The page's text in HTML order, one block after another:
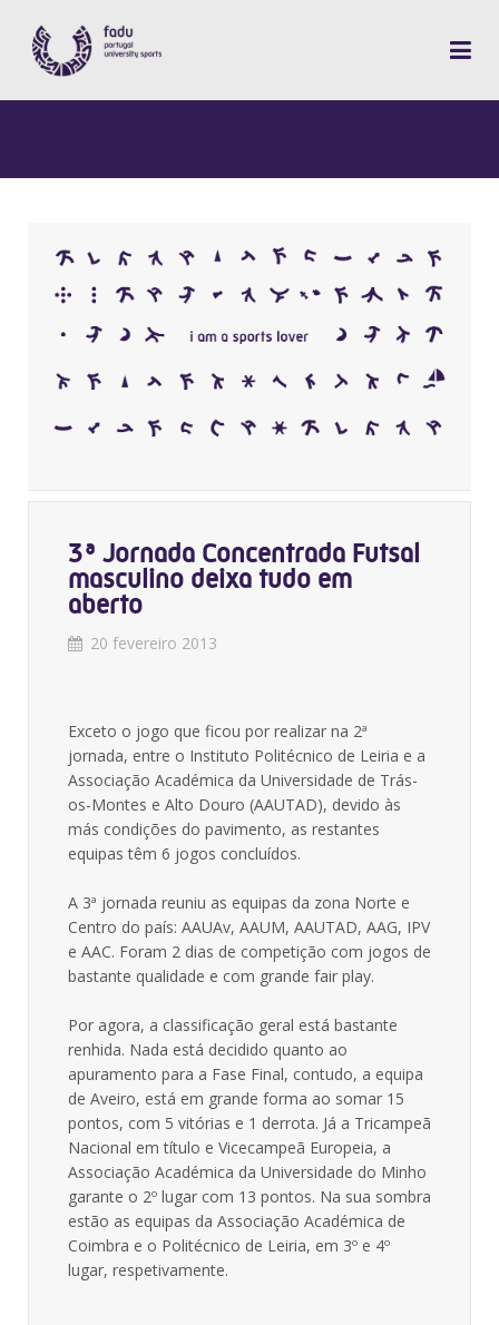
3ª Jornada Concentrada Futsal
masculino deixa tudo em
aberto
20 fevereiro 2013
Exceto o jogo que ficou por realizar na 2ª
jornada, entre o Instituto Politécnico de Leiria e a
Associação Académica da Universidade de Trás-
os-Montes e Alto Douro (AAUTAD), devido às
más condições do pavimento, as restantes
equipas têm 6 jogos concluídos.
A 3ª jornada reuniu as equipas da zona Norte e
Centro do país: AAUAv, AAUM, AAUTAD, AAG, IPV
e AAC. Foram 2 dias de competição com jogos de
bastante qualidade e com grande fair play.
Por agora, a classificação geral está bastante
renhida. Nada está decidido quanto ao
apuramento para a Fase Final, contudo, a equipa
de Aveiro, está em grande forma ao somar 15
pontos, com 5 vitórias e 1 derrota. Já a Tricampeã
Nacional em título e Vicecampeã Europeia, a
Associação Académica da Universidade do Minho
garante o 2º lugar com 13 pontos. Na sua sombra
estão as equipas da Associação Académica de
Coimbra e o Politécnico de Leiria, em 3º e 4º
lugar, respetivamente.